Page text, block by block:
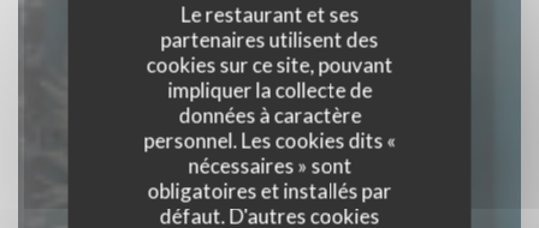
Le restaurant et ses
partenaires utilisent des
cookies sur ce site, pouvant
impliquer la collecte de
données à caractère
personnel. Les cookies dits «
nécessaires » sont
obligatoires et installés par
défaut. D'autres cookies